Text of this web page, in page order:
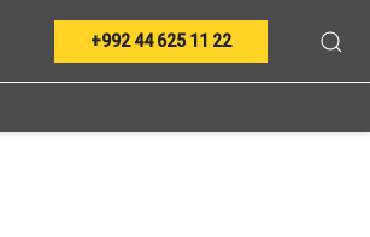
+992 44 625 11 22